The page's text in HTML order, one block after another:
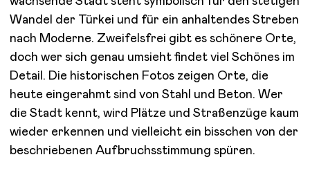
Wandel der Türkei und für ein anhaltendes Streben
nach Moderne. Zweifelsfrei gibt es schönere Orte,
doch wer sich genau umsieht findet viel Schönes im
Detail. Die historischen Fotos zeigen Orte, die
heute eingerahmt sind von Stahl und Beton. Wer
die Stadt kennt, wird Plätze und Straßenzüge kaum
wieder erkennen und vielleicht ein bisschen von der
beschriebenen Aufbruchsstimmung spüren.